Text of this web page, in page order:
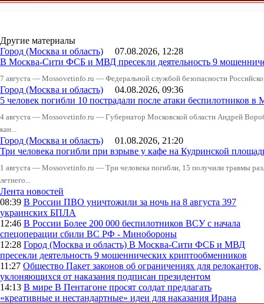
Другие материалы
Город (Москва и область) 07.08.2026, 12:28
В Москва-Сити ФСБ и МВД пресекли деятельность 9
7 августа — Mossovetinfo.ru — Федеральной службой безопасности
Город (Москва и область) 04.08.2026, 09:36
5 человек погибли 10 пострадали после атаки беспилотников в
4 августа — Mossovetinfo.ru — Губернатор Московской области Андрей
кан...
Город (Москва и область) 01.08.2026, 21:20
Три человека погибли при взрыве у кафе на Кудринской
1 августа — Mossovetinfo.ru — Три человека погибли, 15 получили травмы
летнего...
Лента новостей
08:39 В России ПВО уничтожили за ночь на 8 августа 397
украинских БПЛА
12:46 В России Более 200 000 беспилотников ВСУ с начала
спецоперации сбили ВС РФ - Минобороны
12:28 Город (Москва и область) В Москва-Сити ФСБ и МВД
пресекли деятельность 9 мошеннических криптообменников
11:27 Общество Пакет законов об ограничениях для релокантов,
уклоняющихся от наказания подписан президентом
14:13 В мире В Пентагоне просят солдат предлагать
«креативные и нестандартные» идеи для наказания Ирана